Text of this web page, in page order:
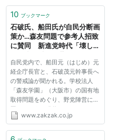
10 ブックマーク
石破氏、船田氏が自民分断画
策か…森友問題で参考人招致
に賛同 新進党時代「壊し
自民党内で、船田元（はじめ）元
経企庁長官と、石破茂元幹事長へ
の警戒論が聞かれる。学校法人
「森友学園」（大阪市）の国有地
取得問題をめぐり、野党陣営に賛
同するような発信をしているの
だ。２人はかつて自民党を離党し
郎氏（現・自由党党首）の薫陶を
www.zakzak.co.jp